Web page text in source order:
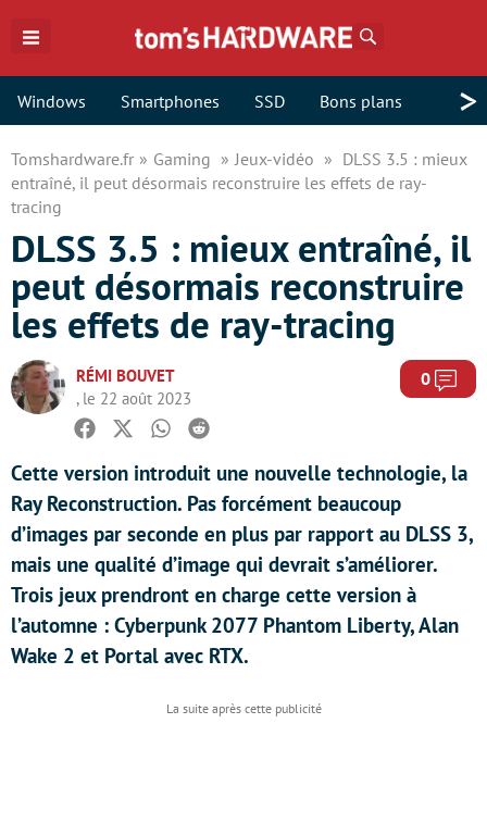
Windows Smartphones SSD Bons plans >
Tomshardware.fr Gaming Jeux-vidéo
DLSS 3.5 : mieux
entraîné, il peut désormais reconstruire les effets de ray-
tracing
DLSS 3.5 : mieux entraîné, il
peut désormais reconstruire
les effets de ray-tracing
RÉMI BOUVET
, le 22 août 2023
0
Facebook
TwitterWhatsapp
Reddit
Cette version introduit une nouvelle technologie, la
Ray Reconstruction. Pas forcément beaucoup
d’images par seconde en plus par rapport au DLSS 3,
mais une qualité d’image qui devrait s’améliorer.
Trois jeux prendront en charge cette version à
l’automne : Cyberpunk 2077 Phantom Liberty, Alan
Wake 2 et Portal avec RTX.